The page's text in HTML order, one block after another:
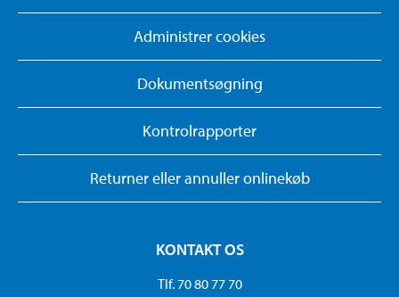
Administrer cookies
Dokumentsøgning
Kontrolrapporter
Returner eller annuller onlinekøb
KONTAKT OS
Tlf. 70 80 77 70